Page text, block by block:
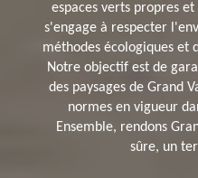
espaces verts propres
s'engage à respecter
méthodes écologiques et
Notre objectif est de
des paysages de Grand
normes en vigueur
Ensemble, rendons
sûre, un